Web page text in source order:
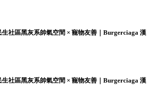
生社區黑灰系帥氣空間 × 寵物友善｜Burgerciaga 漢
生社區黑灰系帥氣空間 × 寵物友善｜Burgerciaga 漢